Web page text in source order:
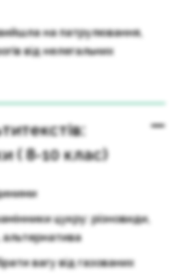
на патрулювання,
від нелегальних
( 8-10 клас)
цукру: різновиди,
вагу від газованих